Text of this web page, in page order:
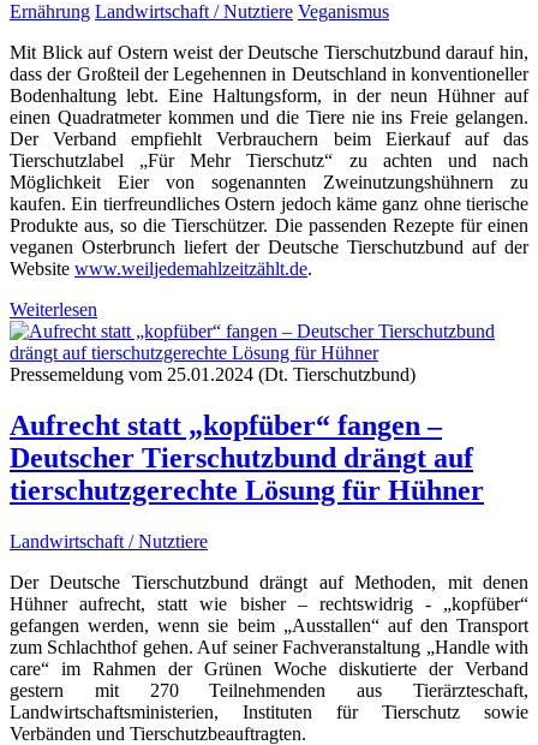
Ernährung Landwirtschaft / Nutztiere Veganismus
Mit Blick auf Ostern weist der Deutsche Tierschutzbund darauf hin,
dass der Großteil der Legehennen in Deutschland in konventioneller
Bodenhaltung lebt. Eine Haltungsform, in der neun Hühner auf
einen Quadratmeter kommen und die Tiere nie ins Freie gelangen.
Der Verband empfiehlt Verbrauchern beim Eierkauf auf das
Tierschutzlabel „Für Mehr Tierschutz“ zu achten und nach
Möglichkeit Eier von sogenannten Zweinutzungshühnern zu
kaufen. Ein tierfreundliches Ostern jedoch käme ganz ohne tierische
Produkte aus, so die Tierschützer. Die passenden Rezepte für einen
veganen Osterbrunch liefert der Deutsche Tierschutzbund auf der
Website www.weiljedemahlzeitzählt.de.
Weiterlesen
Pressemeldung vom 25.01.2024 (Dt. Tierschutzbund)
Aufrecht statt „kopfüber“ fangen –
Deutscher Tierschutzbund drängt auf
tierschutzgerechte Lösung für Hühner
Landwirtschaft / Nutztiere
Der Deutsche Tierschutzbund drängt auf Methoden, mit denen
Hühner aufrecht, statt wie bisher – rechtswidrig - „kopfüber“
gefangen werden, wenn sie beim „Ausstallen“ auf den Transport
zum Schlachthof gehen. Auf seiner Fachveranstaltung „Handle with
care“ im Rahmen der Grünen Woche diskutierte der Verband
gestern mit 270 Teilnehmenden aus Tierärzteschaft,
Landwirtschaftsministerien, Instituten für Tierschutz sowie
Verbänden und Tierschutzbeauftragten.